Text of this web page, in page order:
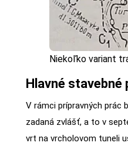
Niekoľko variant
Hlavné
V rámci prípravných prác
zadaná zvlášť, a to v
vrt na vrcholovom tuneli